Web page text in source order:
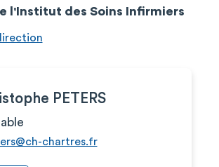
l'Institut des Soins Infirmiers
PETERS
chartres.fr